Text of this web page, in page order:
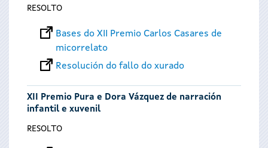
RESOLTO
Bases do XII Premio Carlos Casares de
micorrelato
Resolución do fallo do xurado
XII Premio Pura e Dora Vázquez de narración
infantil e xuvenil
RESOLTO